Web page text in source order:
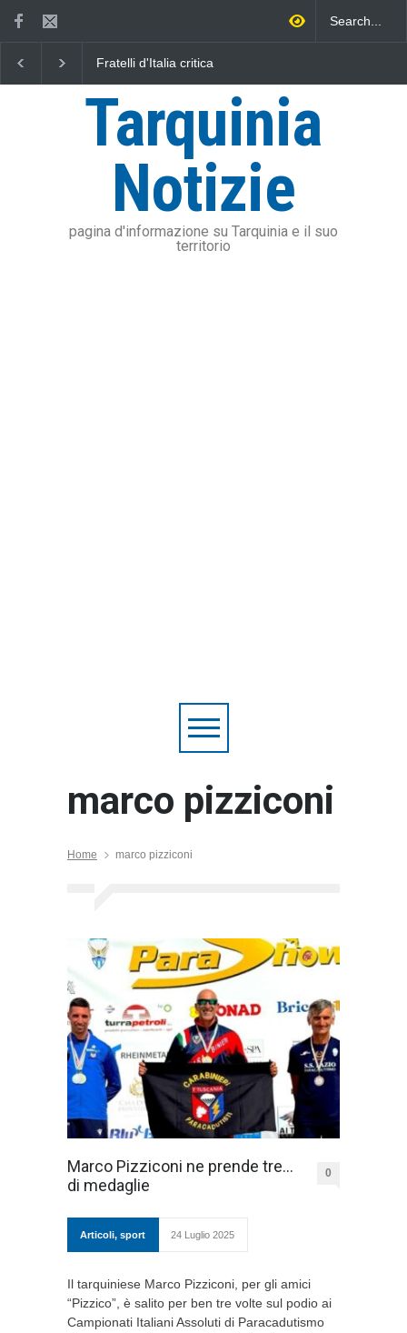
Fratelli d'Italia critica
dell'addizionale IRPEF: "una
stangata per i cittadini"
Viterbo uniti nella
mare
Tarquinia
Notizie
pagina d'informazione su Tarquinia e il suo
territorio
marco pizziconi
Home marco pizziconi
Marco Pizziconi ne prende tre…
di medaglie
0
Articoli, sport 24 Luglio 2025
Il tarquiniese Marco Pizziconi, per gli amici
“Pizzico”, è salito per ben tre volte sul podio ai
Campionati Italiani Assoluti di Paracadutismo